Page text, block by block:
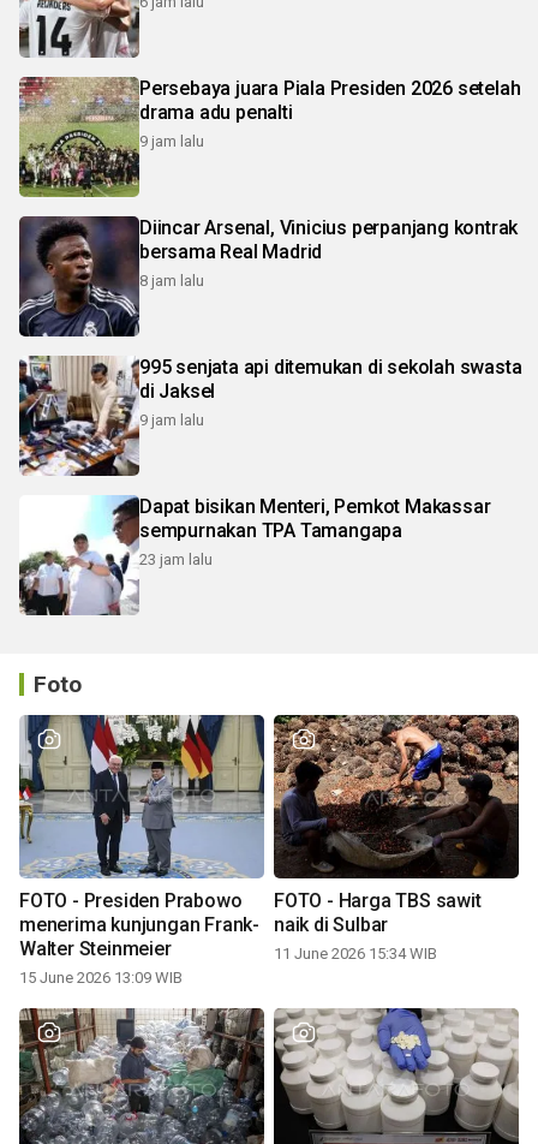
Persebaya juara Piala Presiden 2026 setelah
drama adu penalti
9 jam lalu
Diincar Arsenal, Vinicius perpanjang kontrak
bersama Real Madrid
8 jam lalu
995 senjata api ditemukan di sekolah swasta
di Jaksel
9 jam lalu
Dapat bisikan Menteri, Pemkot Makassar
sempurnakan TPA Tamangapa
23 jam lalu
Foto
FOTO - Presiden Prabowo
menerima kunjungan Frank-
Walter Steinmeier
15 June 2026 13:09 WIB
FOTO - Harga TBS sawit
naik di Sulbar
11 June 2026 15:34 WIB